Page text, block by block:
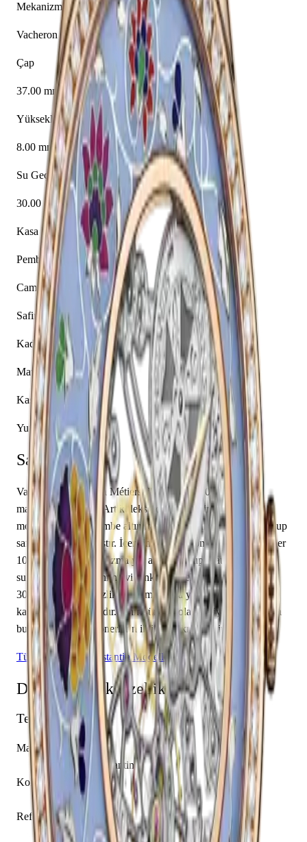
Mekanizma
Vacheron Constantin caliber 1003 SQRH2
Çap
37.00 mm
Yükseklik
8.00 mm
Su Geçirmezlik
30.00 m
Kasa Malzemesi
Pembe Altın
Cam
Safir
Kadran Rengi
Mavi
Kasa Şekli
Yuvarlak
Saat Hakkında
Vacheron Constantin Métiers d'Art 33580/000R-9959,
markanın Métiers d'Art koleksiyonuna ait bir kol saati
modelidir. Saatin pembe altın kasası 37.00 mm çapa sahip olup
safir cam kullanılmıştır. İçerisinde Vacheron Constantin caliber
1003 SQRH2 mekanizma yer almakta olup saat, dakika
sunmaktadır. Kadranı mavi renktedir. Teknik detaylarında
30.00 m su geçirmezlik, 8.00 mm kasa yüksekliği, açık arka
kapak öne çıkmaktadır. Sınırlı üretim olarak piyasaya sunulan
bu model, koleksiyonerlerin ilgisini çekmektedir.
Tüm Vacheron Constantin Modelleri
Detaylı Teknik Özellikler
Temel Bilgiler
Marka
Vacheron Constantin
Koleksiyon
Métiers d'Art
Referans
33580/000R-9959